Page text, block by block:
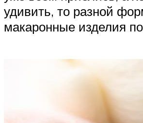
удивить, то разной
макаронные изделия